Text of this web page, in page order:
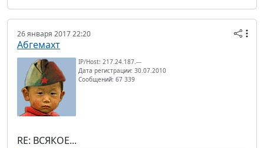
26 января 2017 22:20
Абгемахт
IP/Host: 217.24.187.---
Дата регистрации: 30.07.2010
Сообщений: 67 339
RE: ВСЯКОЕ...